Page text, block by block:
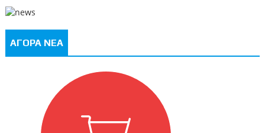
ΑΓΟΡΑ ΝΕΑ